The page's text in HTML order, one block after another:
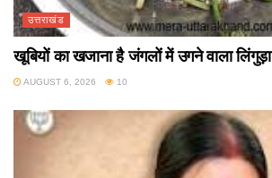
उत्तराखंड
खूबियों का खजाना है जंगलों में उगने वाला लिंगुड़ा
AUGUST 6, 2026 10